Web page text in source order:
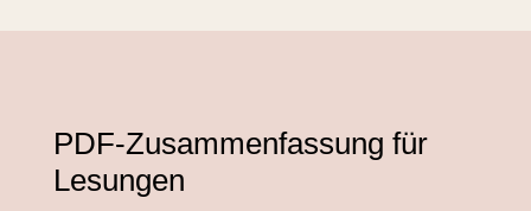
PDF-Zusammenfassung für
Lesungen